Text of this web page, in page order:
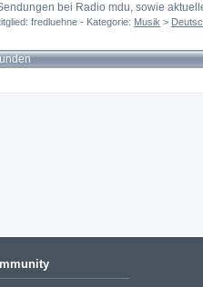
bei Radio mdu, sowie
fredluehne - Kategorie: Musik >